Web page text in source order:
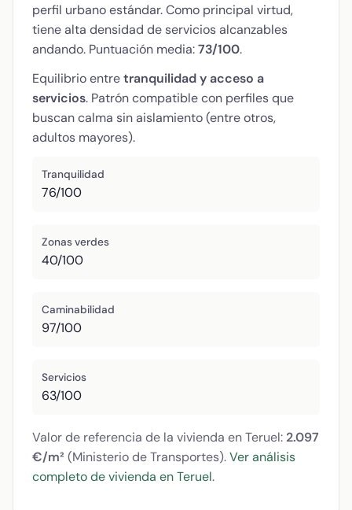
perfil urbano estándar. Como principal virtud,
tiene alta densidad de servicios alcanzables
andando. Puntuación media:73/100.
Equilibrio entretranquilidad y acceso a
servicios. Patrón compatible con perfiles que
buscan calma sin aislamiento (entre otros,
adultos mayores).
Tranquilidad
76/100
Zonas verdes
40/100
Caminabilidad
97/100
Servicios
63/100
Valor de referencia de la vivienda en Teruel: 2.097
€/m² (Ministerio de Transportes).Ver análisis
completo de vivienda en Teruel.